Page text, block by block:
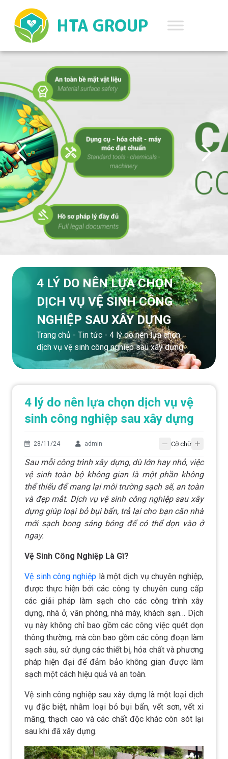
HTA GROUP
4 LÝ DO NÊN LỰA CHỌN
DỊCH VỤ VỆ SINH CÔNG
NGHIỆP SAU XÂY DỰNG
Trang chủ - Tin tức - 4 lý do nên lựa chọn
dịch vụ vệ sinh công nghiệp sau xây dựng
4 lý do nên lựa chọn dịch vụ vệ
sinh công nghiệp sau xây dựng
28/11/24 admin Cỡ chữ
Sau mỗi công trình xây dựng, dù lớn hay nhỏ, việc
vệ sinh toàn bộ không gian là một phần không
thể thiếu để mang lại môi trường sạch sẽ, an toàn
và đẹp mắt. Dịch vụ vệ sinh công nghiệp sau xây
dựng giúp loại bỏ bụi bẩn, trả lại cho bạn căn nhà
mới sạch bong sáng bóng để có thể dọn vào ở
ngay.
Vệ Sinh Công Nghiệp Là Gì?
Vệ sinh công nghiệp là một dịch vụ chuyên nghiệp,
được thực hiện bởi các công ty chuyên cung cấp
các giải pháp làm sạch cho các công trình xây
dựng, nhà ở, văn phòng, nhà máy, khách sạn… Dịch
vụ này không chỉ bao gồm các công việc quét dọn
thông thường, mà còn bao gồm các công đoạn làm
sạch sâu, sử dụng các thiết bị, hóa chất và phương
pháp hiện đại để đảm bảo không gian được làm
sạch một cách hiệu quả và an toàn.
Vệ sinh công nghiệp sau xây dựng là một loại dịch
vụ đặc biệt, nhằm loại bỏ bụi bẩn, vết sơn, vết xi
măng, thạch cao và các chất độc khác còn sót lại
sau khi đã xây dựng.